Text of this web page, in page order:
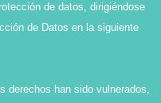
de datos, dirigiéndose
de Datos en la siguiente
derechos han sido vulnerados,